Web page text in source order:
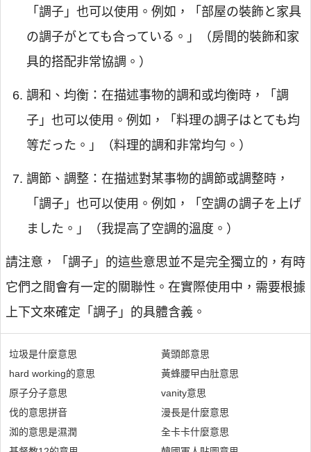
「調子」也可以使用。例如，「部屋の裝飾と家具
の調子がとても合っている。」（房間的裝飾和家
具的搭配非常協調。）
調和、均衡：在描述事物的調和或均衡時，「調
子」也可以使用。例如，「料理の調子はとても均
等だった。」（料理的調和非常均勻。）
調節、調整：在描述對某事物的調節或調整時，
「調子」也可以使用。例如，「空調の調子を上げ
ました。」（我提高了空調的溫度。）
請注意，「調子」的這些意思並不是完全獨立的，有時
它們之間會有一定的關聯性。在實際使用中，需要根據
上下文來確定「調子」的具體含義。
垃圾是什麼意思
hard working的意思
原子分子意思
伐的意思拼音
洳的意思是濕潤
黃頭郎意思
黃蜂腰曱甴肚意思
vanity意思
漫長是什麼意思
全卡卡什麼意思